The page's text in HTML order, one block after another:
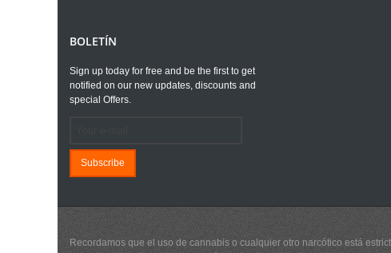
BOLETÍN
Sign up today for free and be the first to get
notified on our new updates, discounts and
special Offers.
Subscribe
Recordamos que el uso de cannabis o cualquier otro narcótico está